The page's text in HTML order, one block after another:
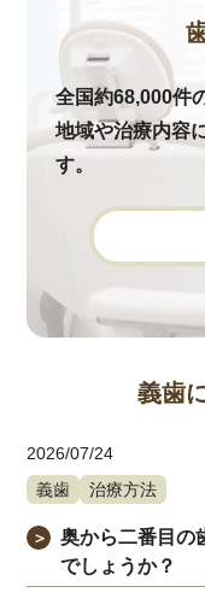
全国約68,000件
地域や治療内容
す。
義歯
2026/07/24
義歯
治療方法
＞
奥から二番目の
でしょうか？